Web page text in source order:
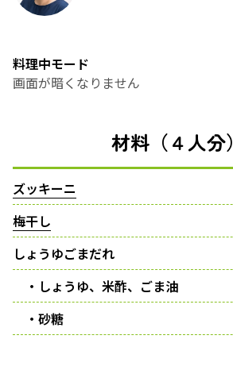
料理中モード
画面が暗くなりません
材料（４人分）
ズッキーニ
梅干し
しょうゆごまだれ
・しょうゆ、米酢、ごま油
・砂糖